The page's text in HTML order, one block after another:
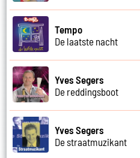
Tempo
De laatste nacht
Yves Segers
De reddingsboot
Yves Segers
De straatmuzikant